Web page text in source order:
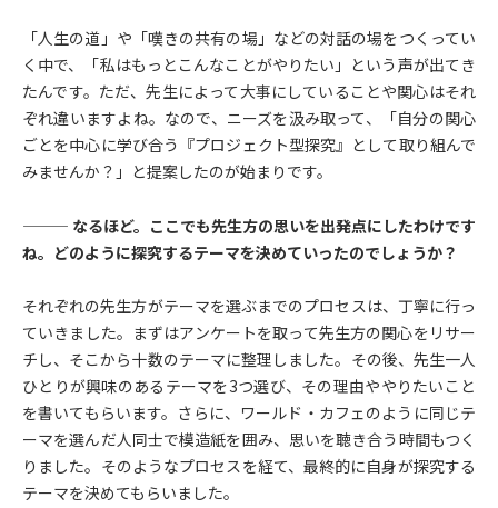
「人生の道」や「嘆きの共有の場」などの対話の場をつくってい
く中で、「私はもっとこんなことがやりたい」という声が出てき
たんです。ただ、先生によって大事にしていることや関心はそれ
ぞれ違いますよね。なので、ニーズを汲み取って、「自分の関心
ごとを中心に学び合う『プロジェクト型探究』として取り組んで
みませんか？」と提案したのが始まりです。
——— なるほど。ここでも先生方の思いを出発点にしたわけです
ね。どのように探究するテーマを決めていったのでしょうか？
それぞれの先生方がテーマを選ぶまでのプロセスは、丁寧に行っ
ていきました。まずはアンケートを取って先生方の関心をリサー
チし、そこから十数のテーマに整理しました。その後、先生一人
ひとりが興味のあるテーマを3つ選び、その理由ややりたいこと
を書いてもらいます。さらに、ワールド・カフェのように同じテ
ーマを選んだ人同士で模造紙を囲み、思いを聴き合う時間もつく
りました。そのようなプロセスを経て、最終的に自身が探究する
テーマを決めてもらいました。